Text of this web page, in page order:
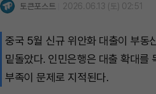
토큰포스트 2026.06.13 (토) 02:51
중국 5월 신규 위안화 대출이 부동
밑돌았다. 인민은행은 대출 확대를
부족이 문제로 지적된다.